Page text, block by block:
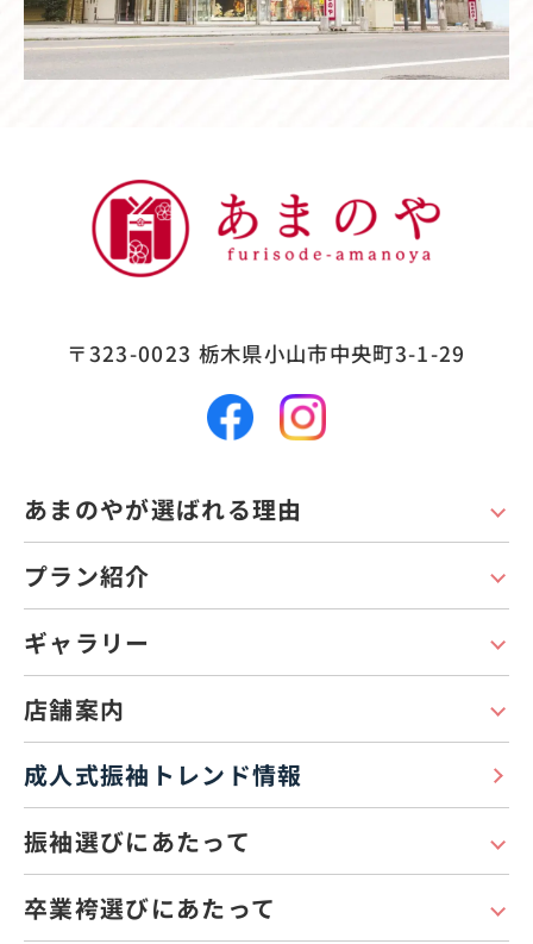
〒323-0023 栃木県小山市中央町3-1-29
あまのやが選ばれる理由
振袖選びにあたって
卒業袴選びにあたって
プラン紹介
店舗案内
ギャラリー
成人式振袖トレンド情報